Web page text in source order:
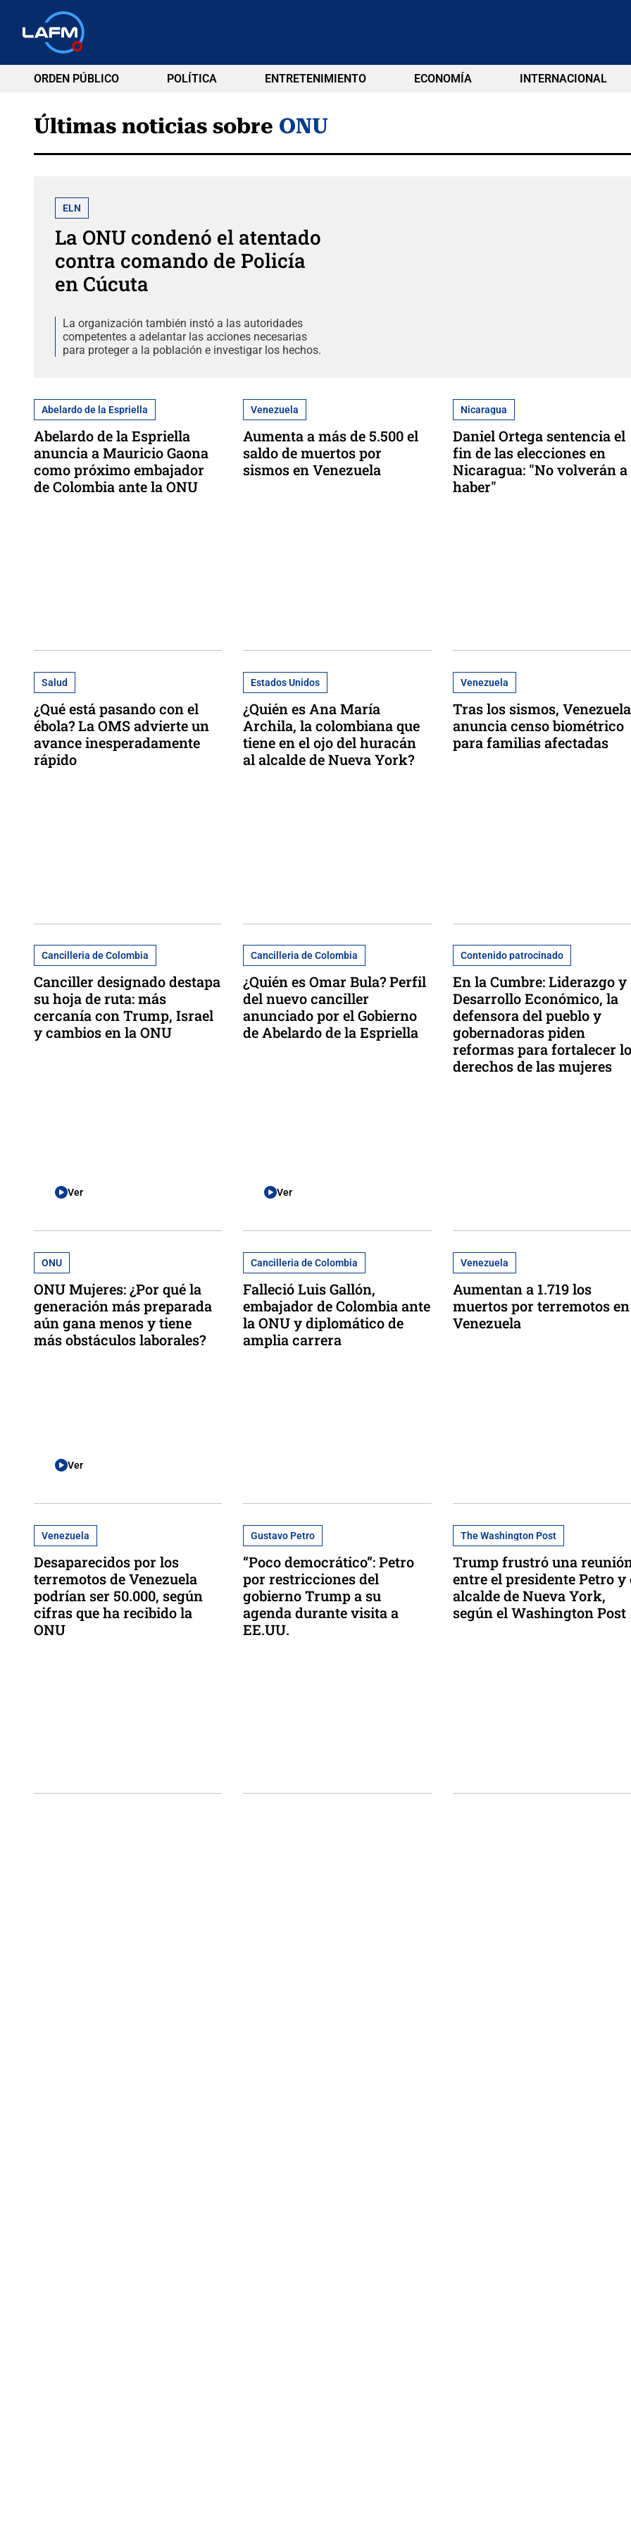
ORDEN PÚBLICO POLÍTICA ENTRETENIMIENTO ECONOMÍA INTERNACIONAL
Últimas noticias sobre ONU
ELN
La ONU condenó el atentado
contra comando de Policía
en Cúcuta
La organización también instó a las autoridades
competentes a adelantar las acciones necesarias
para proteger a la población e investigar los hechos.
Abelardo de la Espriella
Abelardo de la Espriella
anuncia a Mauricio Gaona
como próximo embajador
de Colombia ante la ONU
Venezuela
Aumenta a más de 5.500 el
saldo de muertos por
sismos en Venezuela
Nicaragua
Daniel Ortega sentencia el
fin de las elecciones en
Nicaragua: "No volverán a
haber"
Salud
¿Qué está pasando con el
ébola? La OMS advierte un
avance inesperadamente
rápido
Estados Unidos
¿Quién es Ana María
Archila, la colombiana que
tiene en el ojo del huracán
al alcalde de Nueva York?
Venezuela
Tras los sismos, Venezuela
anuncia censo biométrico
para familias afectadas
Cancilleria de Colombia
Canciller designado destapa
su hoja de ruta: más
cercanía con Trump, Israel
y cambios en la ONU
Ver
Cancilleria de Colombia
¿Quién es Omar Bula? Perfil
del nuevo canciller
anunciado por el Gobierno
de Abelardo de la Espriella
Ver
Contenido patrocinado
En la Cumbre: Liderazgo y
Desarrollo Económico, la
defensora del pueblo y
gobernadoras piden
reformas para fortalecer
derechos de las mujeres
ONU
ONU Mujeres: ¿Por qué la
generación más preparada
aún gana menos y tiene
más obstáculos laborales?
Ver
Cancilleria de Colombia
Falleció Luis Gallón,
embajador de Colombia ante
la ONU y diplomático de
amplia carrera
Venezuela
Aumentan a 1.719 los
muertos por terremotos en
Venezuela
Venezuela
Desaparecidos por los
terremotos de Venezuela
podrían ser 50.000, según
cifras que ha recibido la
ONU
Gustavo Petro
“Poco democrático”: Petro
por restricciones del
gobierno Trump a su
agenda durante visita a
EE.UU.
The Washington Post
Trump frustró una
entre el presidente Petro y
alcalde de Nueva York,
según el Washington Post